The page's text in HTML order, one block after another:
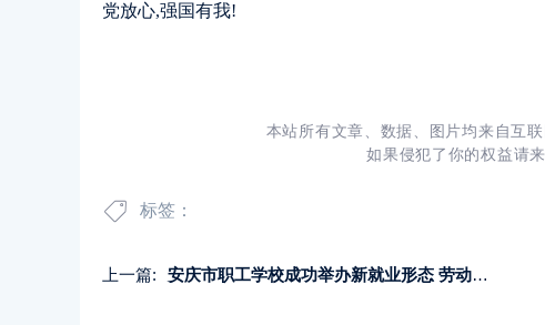
党放心,强国有我!
本站所有文章、数据、图片均来自互
如果侵犯了你的权益请
标签：
上一篇: 安庆市职工学校成功举办新就业形态 劳动者心理健康讲座